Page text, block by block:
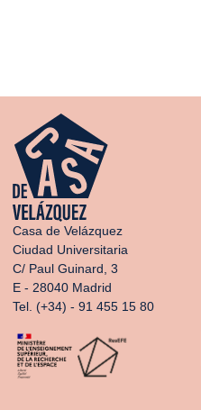
Casa de Velázquez
Ciudad Universitaria
C/ Paul Guinard, 3
E - 28040 Madrid
Tel. (+34) - 91 455 15 80